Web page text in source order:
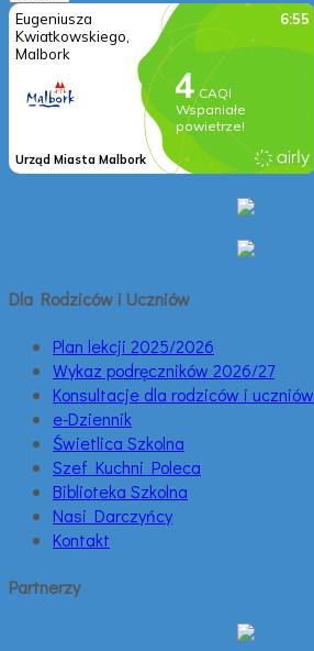
Dla Rodziców i Uczniów
Plan lekcji 2025/2026
Wykaz podręczników 2026/27
Konsultacje dla rodziców i uczniów
e-Dziennik
Świetlica Szkolna
Szef Kuchni Poleca
Biblioteka Szkolna
Nasi Darczyńcy
Kontakt
Partnerzy